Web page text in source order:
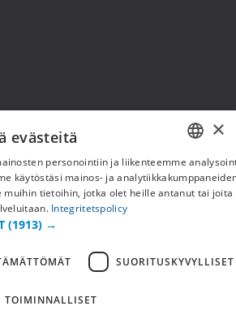
FI
×
evästeitä
personointiin ja liikenteemme
käytöstäsi mainos- ja
muihin tietoihin, jotka olet heille antanut tai joita
Integritetspolicy
(1913) →
SUORITUSKYVYLLISET
TOIMINNALLISET